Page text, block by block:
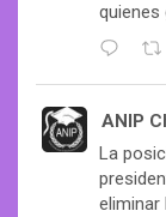
quienes
ANIP
La
eliminar